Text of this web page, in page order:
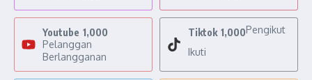
Youtube 1,000
Pelanggan
Berlangganan
Tiktok 1,000Pengikut
Ikuti